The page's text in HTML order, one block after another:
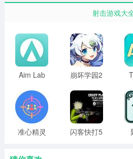
射击游戏大
Aim Lab
崩坏学园2
准心精灵
闪客快打5